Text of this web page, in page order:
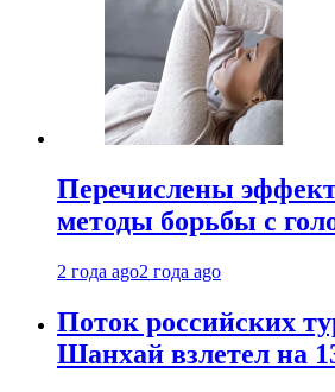
Перечислены
методы борьбы с
2 года ago2 года ago
Поток российских
Шанхай взлетел на